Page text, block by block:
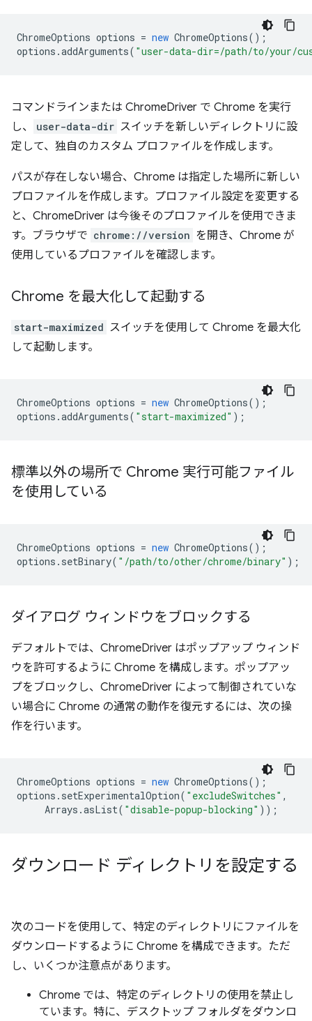
ChromeOptions options = new ChromeOptions();
options .addArguments( "user-data-dir=/path/to/your/
コマンドラインまたは ChromeDriver で Chrome を実行
し、
user-data-dir スイッチを新しいディレクトリに設
定して、独自のカスタム プロファイルを作成します。
パスが存在しない場合、Chrome は指定した場所に新しい
プロファイルを作成します。プロファイル設定を変更する
と、ChromeDriver は今後そのプロファイルを使用できま
す。ブラウザで chrome://version を開き、Chrome が
使用しているプロファイルを確認します。
Chrome を最大化して起動する
start-maximized スイッチを使用して Chrome を最大化
して起動します。
ChromeOptions options = new ChromeOptions();
options .addArguments( "start-maximized" );
標準以外の場所で Chrome 実行可能ファイル
を使用している
ChromeOptions options = new ChromeOptions();
options . setBinary( "/path/to/other/chrome/binary" );
ダイアログ ウィンドウをブロックする
デフォルトでは、ChromeDriver はポップアップ ウィンド
ウを許可するように Chrome を構成します。ポップアッ
プをブロックし、ChromeDriver によって制御されていな
い場合に Chrome の通常の動作を復元するには、次の操
作を行います。
ChromeOptions options = new ChromeOptions();
options . setExperimentalOption( "excludeSwitches" ,
Arrays .asList( "disable-popup-blocking" ));
ダウンロード ディレクトリを設定する
次のコードを使用して、特定のディレクトリにファイルを
ダウンロードするように Chrome を構成できます。ただ
し、いくつか注意点があります。
Chrome では、特定のディレクトリの使用を禁止し
ています。特に、デスクトップ フォルダをダウンロ